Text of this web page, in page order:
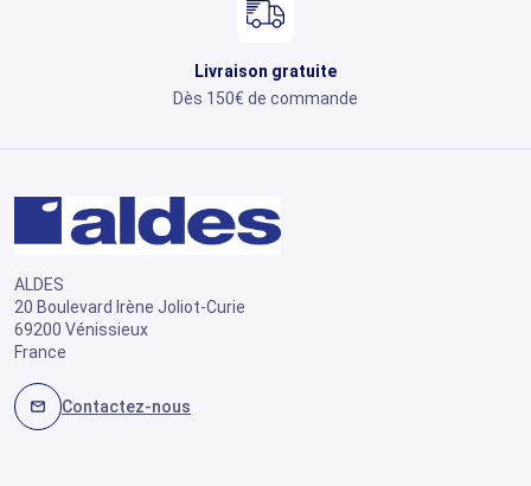
Livraison gratuite
Dès 150€ de commande
ALDES
20 Boulevard Irène Joliot-Curie
69200 Vénissieux
France
mail Contactez-nous